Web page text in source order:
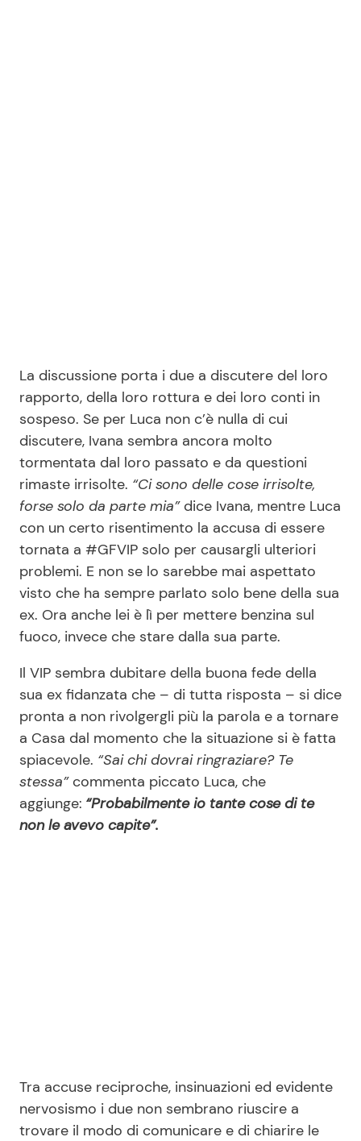
La discussione porta i due a discutere del loro
rapporto, della loro rottura e dei loro conti in
sospeso. Se per Luca non c’è nulla di cui
discutere, Ivana sembra ancora molto
tormentata dal loro passato e da questioni
rimaste irrisolte. “Ci sono delle cose irrisolte,
forse solo da parte mia” dice Ivana, mentre Luca
con un certo risentimento la accusa di essere
tornata a #GFVIP solo per causargli ulteriori
problemi. E non se lo sarebbe mai aspettato
visto che ha sempre parlato solo bene della sua
ex. Ora anche lei è lì per mettere benzina sul
fuoco, invece che stare dalla sua parte.
Il VIP sembra dubitare della buona fede della
sua ex fidanzata che – di tutta risposta – si dice
pronta a non rivolgergli più la parola e a tornare
a Casa dal momento che la situazione si è fatta
spiacevole. “Sai chi dovrai ringraziare? Te
stessa”commenta piccato Luca, che
aggiunge: “Probabilmente io tante cose di te
non le avevo capite”.
Tra accuse reciproche, insinuazioni ed evidente
nervosismo i due non sembrano riuscire a
trovare il modo di comunicare e di chiarire le